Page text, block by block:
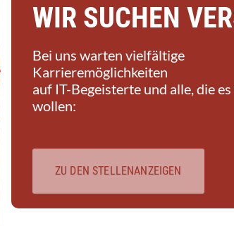
WIR SUCHEN
Bei uns warten vielfältige
Karrieremöglichkeiten
auf IT-Begeisterte und alle, die
wollen:
ZU DEN STELLENANZEIGEN